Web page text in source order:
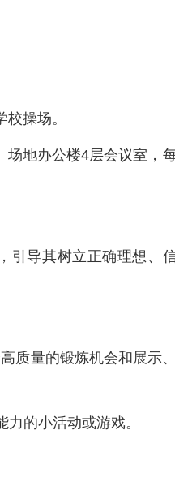
操场。
场地办公楼4层会议室，
引导其树立正确理想、
质量的锻炼机会和展示
的小活动或游戏。